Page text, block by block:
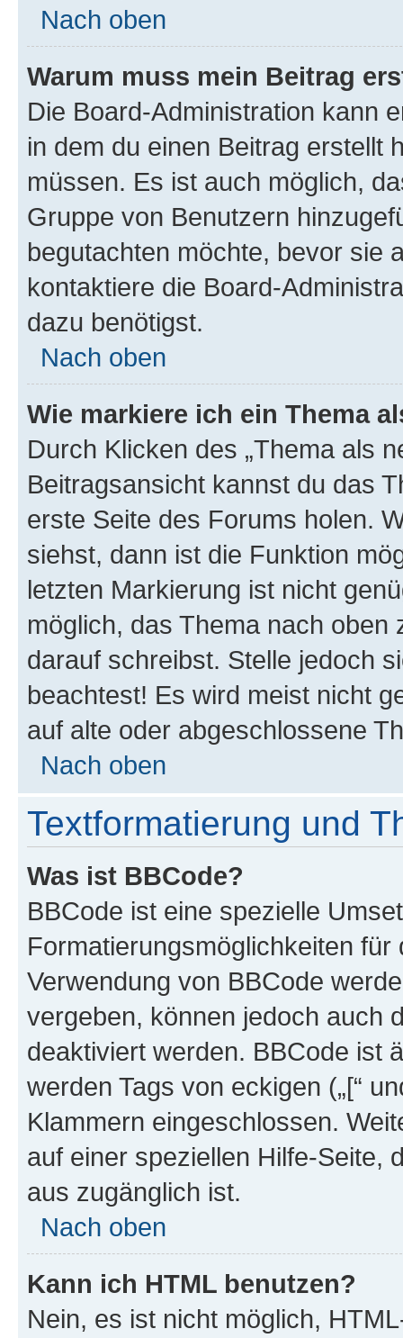
Nach oben
Warum muss mein Beitrag
Die Board-Administration kann
in dem du einen Beitrag erstellt
müssen. Es ist auch möglich,
Gruppe von Benutzern
begutachten möchte, bevor sie
kontaktiere die Board-
dazu benötigst.
Nach oben
Wie markiere ich ein Thema
Durch Klicken des „Thema als
Beitragsansicht kannst du das
erste Seite des Forums holen.
siehst, dann ist die Funktion
letzten Markierung ist nicht
möglich, das Thema nach oben
darauf schreibst. Stelle jedoch
beachtest! Es wird meist nicht
auf alte oder abgeschlossene
Nach oben
Textformatierung und
Was ist BBCode?
BBCode ist eine spezielle
Formatierungsmöglichkeiten
Verwendung von BBCode
vergeben, können jedoch auch
deaktiviert werden. BBCode ist
werden Tags von eckigen („[“
Klammern eingeschlossen.
auf einer speziellen Hilfe-Seite,
aus zugänglich ist.
Nach oben
Kann ich HTML benutzen?
Nein, es ist nicht möglich,